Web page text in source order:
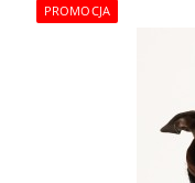
PROMOCJA